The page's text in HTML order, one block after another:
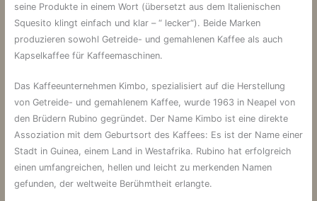
seine Produkte in einem Wort (übersetzt aus dem Italienischen
Squesito klingt einfach und klar – “ lecker“). Beide Marken
produzieren sowohl Getreide- und gemahlenen Kaffee als auch
Kapselkaffee für Kaffeemaschinen.
Das Kaffeeunternehmen Kimbo, spezialisiert auf die Herstellung
von Getreide- und gemahlenem Kaffee, wurde 1963 in Neapel von
den Brüdern Rubino gegründet. Der Name Kimbo ist eine direkte
Assoziation mit dem Geburtsort des Kaffees: Es ist der Name einer
Stadt in Guinea, einem Land in Westafrika. Rubino hat erfolgreich
einen umfangreichen, hellen und leicht zu merkenden Namen
gefunden, der weltweite Berühmtheit erlangte.